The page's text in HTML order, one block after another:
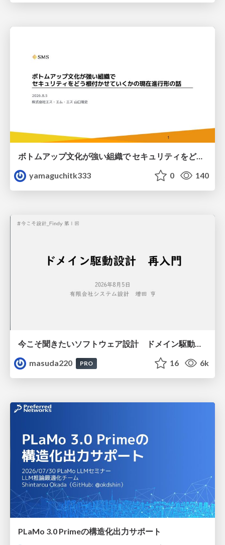
ボトムアップ文化が強い組織で セキュリティをどう根付かせていくかの現在進行形の話 / Making Security Stick in a Bottom-Up Organization
yamaguchitk333
0 140
今こそ聞きたいソフトウェア設計 ドメイン駆動設計再入門
masuda220
PRO 16 6k
PLaMo 3.0 Primeの構造化出力サポート